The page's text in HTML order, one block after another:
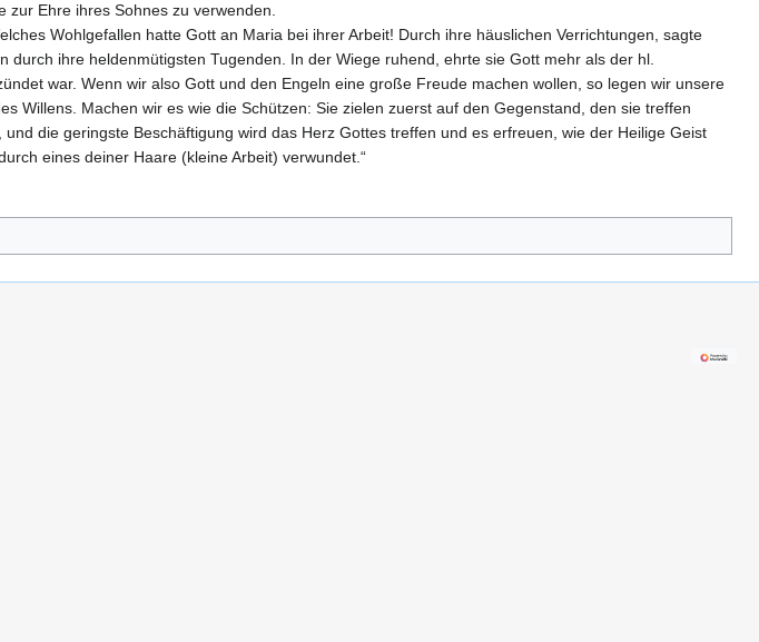
zur Ehre ihres Sohnes zu verwenden.
Wohlgefallen hatte Gott an Maria bei ihrer Arbeit! Durch ihre häuslichen Verrichtungen, sagte
ihre heldenmütigsten Tugenden. In der Wiege ruhend, ehrte sie Gott mehr als der hl.
war. Wenn wir also Gott und den Engeln eine große Freude machen wollen, so legen wir unsere
Willens. Machen wir es wie die Schützen: Sie zielen zuerst auf den Gegenstand, den sie treffen
die geringste Beschäftigung wird das Herz Gottes treffen und es erfreuen, wie der Heilige Geist
eines deiner Haare (kleine Arbeit) verwundet.“